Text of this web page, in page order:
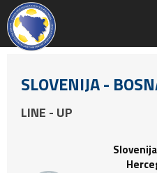
SLOVENIJA -
LINE - UP